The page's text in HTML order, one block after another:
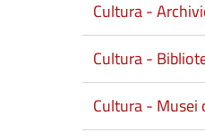
Cultura -
Cultura -
Cultura - Musei